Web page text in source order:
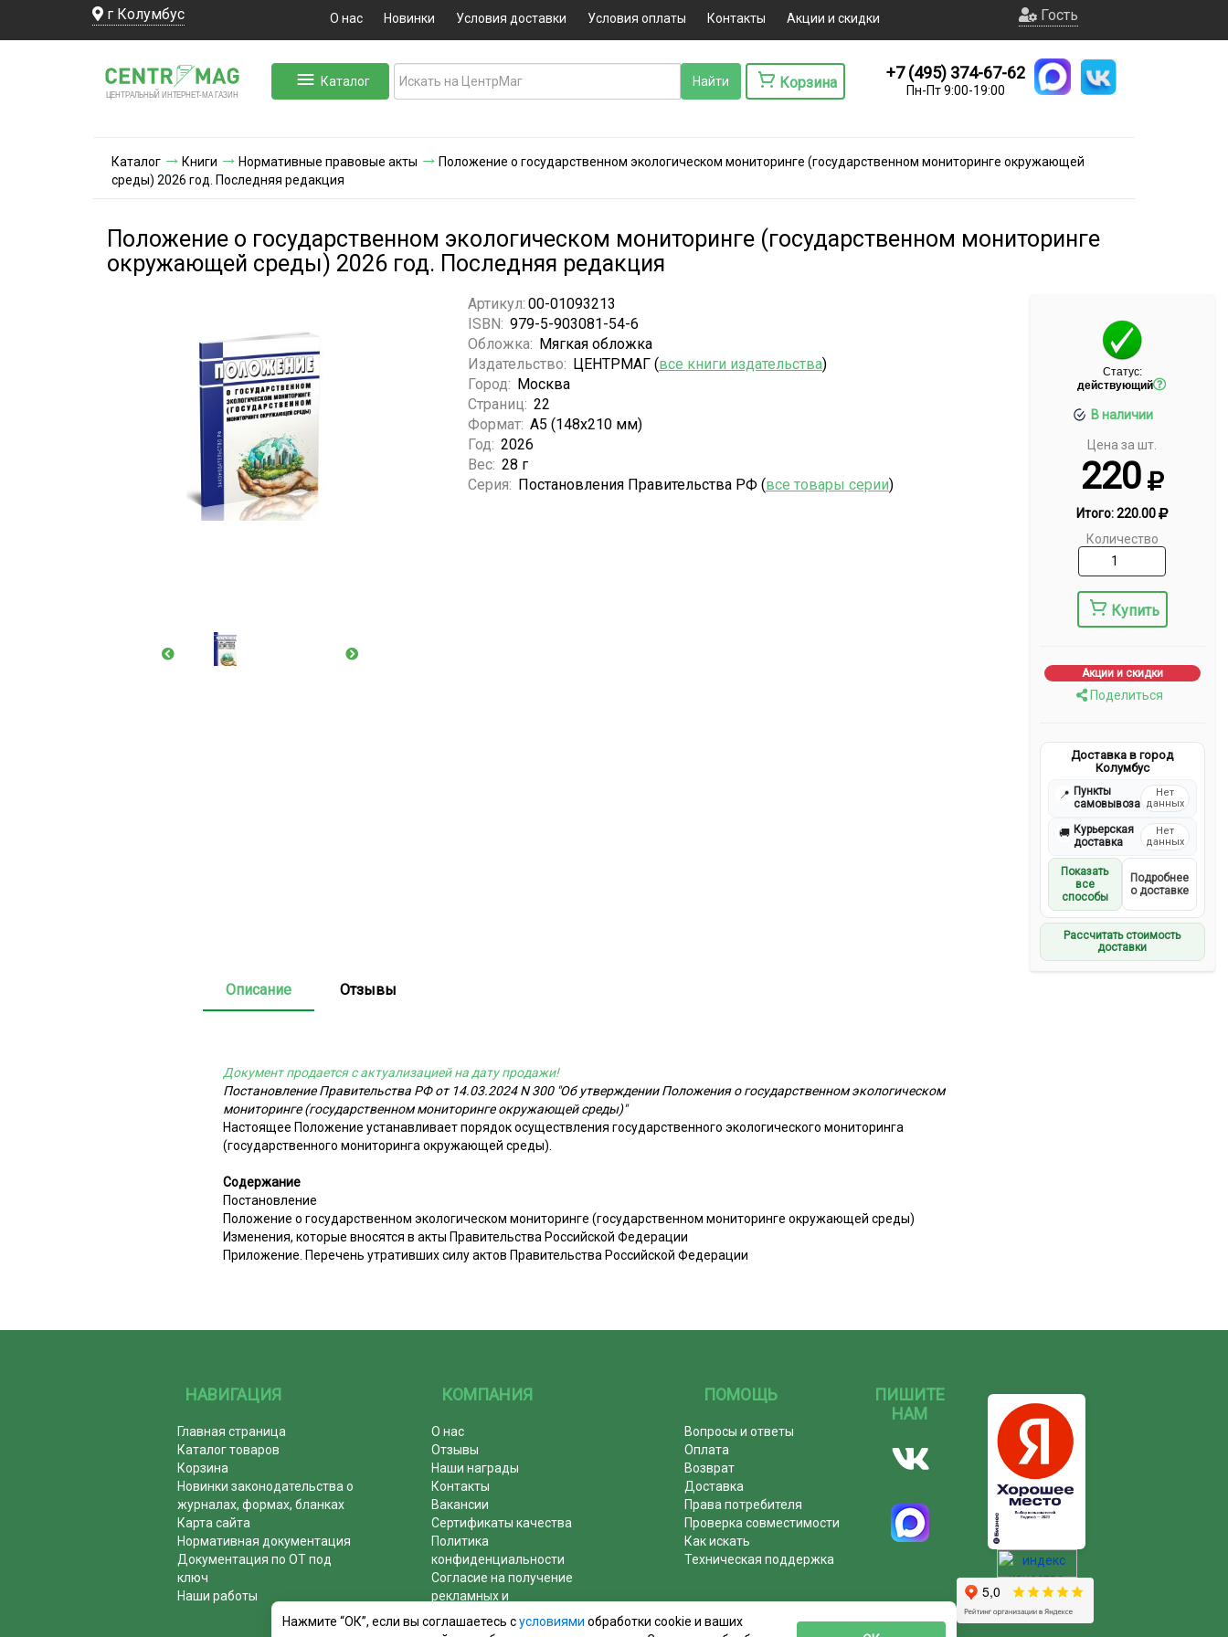
г Колумбус О нас Новинки Условия доставки Условия оплаты Контакты Акции и скидки Гость
ЦЕНТРАЛЬНЫЙ ИНТЕРНЕТ-МА ГАЗИН
Каталог Корзина
+7 (495) 374-67-62
Пн-Пт 9:00-19:00
Каталог Книги Нормативные правовые акты
Положение о государственном экологическом мониторинге (государственном мониторинге окружающей
среды) 2026 год. Последняя редакция
Положение о государственном экологическом мониторинге (государственном мониторинге
окружающей среды) 2026 год. Последняя редакция
Статус:
действующий
В наличии
Цена за шт.
220
Итого:220.00
Количество
Купить
Акции и скидки
Поделиться
Доставка в город
Колумбус
📍 Пункты
самовывоза
Нет
данных
🚚 Курьерская
доставка
Нет
данных
Показать
все
способы
Подробнее
о доставке
Рассчитать стоимость
доставки
Артикул: 00-01093213
ISBN: 979-5-903081-54-6
Обложка: Мягкая обложка
Издательство: ЦЕНТРМАГ (все книги издательства)
Город: Москва
Страниц: 22
Формат: А5 (148x210 мм)
Год: 2026
Вес: 28 г
Серия: Постановления Правительства РФ (все товары серии)
Описание Отзывы
Документ продается с актуализацией на дату продажи!
Постановление Правительства РФ от 14.03.2024 N 300 "Об утверждении Положения о государственном экологическом
мониторинге (государственном мониторинге окружающей среды)"
Настоящее Положение устанавливает порядок осуществления государственного экологического мониторинга
(государственного мониторинга окружающей среды).
Содержание
Постановление
Положение о государственном экологическом мониторинге (государственном мониторинге окружающей среды)
Изменения, которые вносятся в акты Правительства Российской Федерации
Приложение. Перечень утративших силу актов Правительства Российской Федерации
НАВИГАЦИЯ
Главная страница
Каталог товаров
Корзина
Новинки законодательства о
журналах, формах, бланках
Карта сайта
Нормативная документация
Документация по ОТ под
ключ
Наши работы
КОМПАНИЯ
О нас
Отзывы
Наши награды
Контакты
Вакансии
Сертификаты качества
Политика
конфиденциальности
Согласие на получение
рекламных и
информационных рассылок
Почему журналы покупают у
ПОМОЩЬ
Вопросы и ответы
Оплата
Возврат
Доставка
Права потребителя
Проверка совместимости
Как искать
Техническая поддержка
ПИШИТЕ
НАМ
Нажмите “ОК”, если вы соглашаетесь сусловиями обработки cookie и ваших